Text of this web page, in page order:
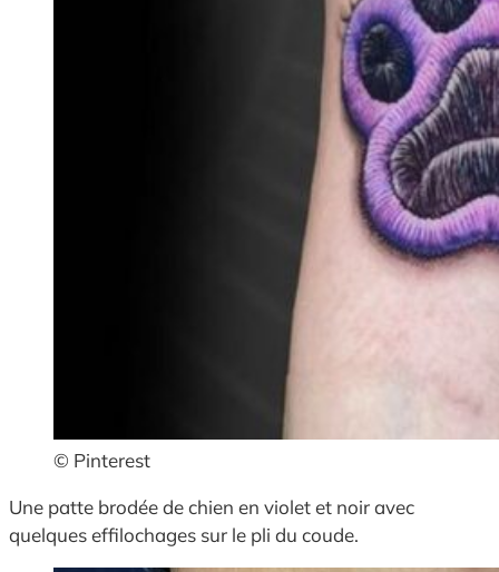
© Pinterest
Une patte brodée de chien en violet et noir avec
quelques effilochages sur le pli du coude.